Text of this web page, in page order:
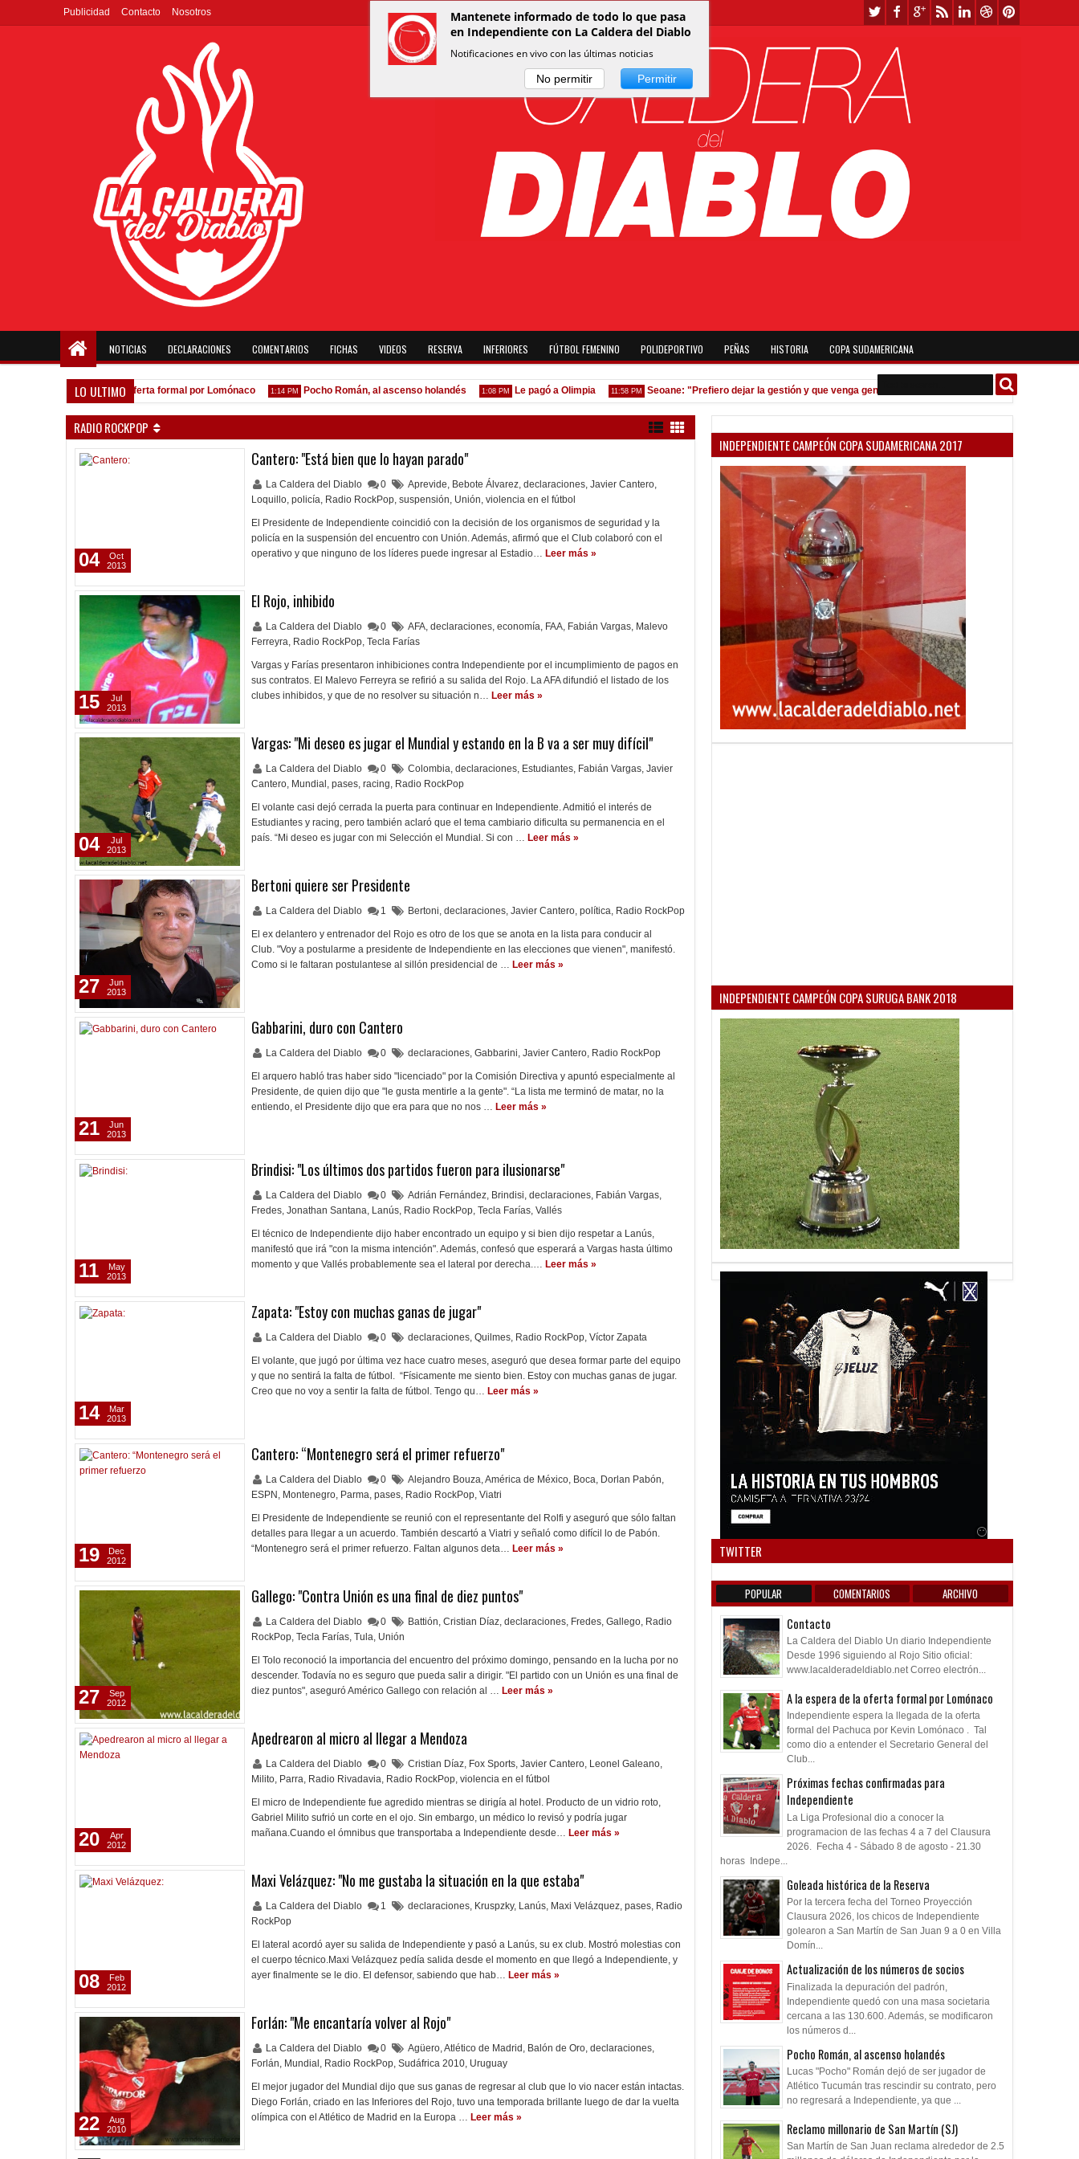
Publicidad Contacto Nosotros
NOTICIAS DECLARACIONES COMENTARIOS FICHAS VIDEOS RESERVA INFERIORES FÚTBOL FEMENINO POLIDEPORTIVO PEÑAS HISTORIA COPA SUDAMERICANA
LO ULTIMO
A la espera de la oferta formal por Lomónaco 1:14 PM Pocho Román, al ascenso holandés 1:08 PM Le pagó a Olimpia 11:58 PM Seoane: "Prefiero dejar la gestión y que venga gente nueva" Todo confirmado en la
RADIO ROCKPOP
Cantero: "Está bien que lo hayan parado"
La Caldera del Diablo 0 Aprevide, Bebote Álvarez, declaraciones, Javier Cantero,
Loquillo, policía, Radio RockPop, suspensión, Unión, violencia en el fútbol
El Presidente de Independiente coincidió con la decisión de los organismos de seguridad y la
policía en la suspensión del encuentro con Unión. Además, afirmó que el Club colaboró con el
operativo y que ninguno de los líderes puede ingresar al Estadio… Leer más »
04
Oct
2013
El Rojo, inhibido
La Caldera del Diablo 0 AFA, declaraciones, economía, FAA, Fabián Vargas, Malevo
Ferreyra, Radio RockPop, Tecla Farías
Vargas y Farías presentaron inhibiciones contra Independiente por el incumplimiento de pagos en
sus contratos. El Malevo Ferreyra se refirió a su salida del Rojo. La AFA difundió el listado de los
clubes inhibidos, y que de no resolver su situación n… Leer más »
15
Jul
2013
Vargas: "Mi deseo es jugar el Mundial y estando en la B va a ser muy difícil"
La Caldera del Diablo 0 Colombia, declaraciones, Estudiantes, Fabián Vargas, Javier
Cantero, Mundial , pases, racing, Radio RockPop
El volante casi dejó cerrada la puerta para continuar en Independiente. Admitió el interés de
Estudiantes y racing, pero también aclaró que el tema cambiario dificulta su permanencia en el
país. “Mi deseo es jugar con mi Selección el Mundial. Si con … Leer más »
04
Jul
2013
Bertoni quiere ser Presidente
La Caldera del Diablo 1 Bertoni, declaraciones, Javier Cantero, política, Radio RockPop
El ex delantero y entrenador del Rojo es otro de los que se anota en la lista para conducir al
Club. "Voy a postularme a presidente de Independiente en las elecciones que vienen", manifestó.
Como si le faltaran postulantese al sillón presidencial de … Leer más »
27
Jun
2013
Gabbarini, duro con Cantero
La Caldera del Diablo 0 declaraciones, Gabbarini, Javier Cantero, Radio RockPop
El arquero habló tras haber sido "licenciado" por la Comisión Directiva y apuntó especialmente al
Presidente, de quien dijo que "le gusta mentirle a la gente". “La lista me terminó de matar, no la
entiendo, el Presidente dijo que era para que no nos … Leer más »
21
Jun
2013
Brindisi: "Los últimos dos partidos fueron para ilusionarse"
La Caldera del Diablo 0 Adrián Fernández, Brindisi, declaraciones, Fabián Vargas,
Fredes, Jonathan Santana, Lanús, Radio RockPop, Tecla Farías, Vallés
El técnico de Independiente dijo haber encontrado un equipo y si bien dijo respetar a Lanús,
manifestó que irá "con la misma intención". Además, confesó que esperará a Vargas hasta último
momento y que Vallés probablemente sea el lateral por derecha.… Leer más »
11
May
2013
Zapata: "Estoy con muchas ganas de jugar"
La Caldera del Diablo 0 declaraciones, Quilmes, Radio RockPop, Víctor Zapata
El volante, que jugó por última vez hace cuatro meses, aseguró que desea formar parte del equipo
y que no sentirá la falta de fútbol. “Físicamente me siento bien. Estoy con muchas ganas de jugar.
Creo que no voy a sentir la falta de fútbol. Tengo qu… Leer más »
14
Mar
2013
Cantero: “Montenegro será el primer refuerzo"
La Caldera del Diablo 0 Alejandro Bouza,América de México, Boca, Dorlan Pabón,
ESPN , Montenegro, Parma, pases, Radio RockPop, Viatri
El Presidente de Independiente se reunió con el representante del Rolfi y aseguró que sólo faltan
detalles para llegar a un acuerdo. También descartó a Viatri y señaló como difícil lo de Pabón.
“Montenegro será el primer refuerzo. Faltan algunos deta… Leer más »
19
Dec
2012
Gallego: "Contra Unión es una final de diez puntos"
La Caldera del Diablo 0 Battión, Cristian Díaz, declaraciones, Fredes, Gallego, Radio
RockPop, Tecla Farías, Tula, Unión
El Tolo reconoció la importancia del encuentro del próximo domingo, pensando en la lucha por no
descender. Todavía no es seguro que pueda salir a dirigir. "El partido con un Unión es una final de
diez puntos", aseguró Américo Gallego con relación al … Leer más »
27
Sep
2012
Apedrearon al micro al llegar a Mendoza
La Caldera del Diablo 0 Cristian Díaz, Fox Sports, Javier Cantero, Leonel Galeano,
Milito, Parra, Radio Rivadavia, Radio RockPop, violencia en el fútbol
El micro de Independiente fue agredido mientras se dirigía al hotel. Producto de un vidrio roto,
Gabriel Milito sufrió un corte en el ojo. Sin embargo, un médico lo revisó y podría jugar
mañana.Cuando el ómnibus que transportaba a Independiente desde… Leer más »
20
Apr
2012
Maxi Velázquez: "No me gustaba la situación en la que estaba"
La Caldera del Diablo 1 declaraciones, Kruspzky, Lanús, Maxi Velázquez, pases, Radio
RockPop
El lateral acordó ayer su salida de Independiente y pasó a Lanús, su ex club. Mostró molestias con
el cuerpo técnico.Maxi Velázquez pedía salida desde el momento en que llegó a Independiente, y
ayer finalmente se le dio. El defensor, sabiendo que hab… Leer más »
08
Feb
2012
Forlán: "Me encantaría volver al Rojo"
La Caldera del Diablo 0 Agüero,Atlético de Madrid , Balón de Oro, declaraciones,
Forlán, Mundial , Radio RockPop, Sudáfrica 2010, Uruguay
El mejor jugador del Mundial dijo que sus ganas de regresar al club que lo vio nacer están intactas.
Diego Forlán, criado en las Inferiores del Rojo, tuvo una temporada brillante luego de dar la vuelta
olímpica con el Atlético de Madrid en la Europa … Leer más »
22
Aug
2010
INDEPENDIENTE CAMPEÓN COPA SUDAMERICANA 2017
INDEPENDIENTE CAMPEÓN COPA SURUGA BANK 2018
TWITTER
POPULAR COMENTARIOS ARCHIVO
Contacto
La Caldera del Diablo Un diario Independiente
Desde 1996 siguiendo al Rojo Sitio oficial:
www.lacalderadeldiablo.net Correo electrón...
A la espera de la oferta formal por Lomónaco
Independiente espera la llegada de la oferta
formal del Pachuca por Kevin Lomónaco . Tal
como dio a entender el Secretario General del
Club...
Próximas fechas confirmadas para
Independiente
La Liga Profesional dio a conocer la
programacion de las fechas 4 a 7 del Clausura
2026. Fecha 4 - Sábado 8 de agosto - 21.30
horas Indepe...
Goleada histórica de la Reserva
Por la tercera fecha del Torneo Proyección
Clausura 2026, los chicos de Independiente
golearon a San Martín de San Juan 9 a 0 en Villa
Domín...
Actualización de los números de socios
Finalizada la depuración del padrón,
Independiente quedó con una masa societaria
cercana a las 130.600. Además, se modificaron
los números d...
Pocho Román, al ascenso holandés
Lucas "Pocho" Román dejó de ser jugador de
Atlético Tucumán tras rescindir su contrato, pero
no regresará a Independiente, ya que ...
Reclamo millonario de San Martín (SJ)
San Martín de San Juan reclama alrededor de 2.5
Mantenete informado de todo lo que pasa
en Independiente con La Caldera del Diablo
Notificaciones en vivo con las últimas noticias
No permitir Permitir